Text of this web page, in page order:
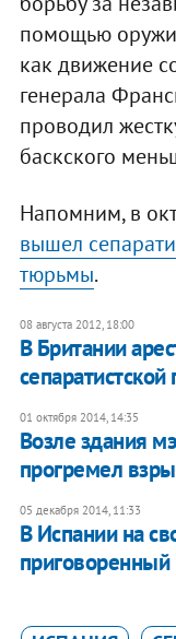
помощью
как движение
генерала
проводил
баскского
Напомним, в
вышел
тюрьмы.
08 августа 2012, 18:00
В Британии
01 октября 2014, 14:35
​Возле здания
прогремел
05 декабря 2014, 11:33
В Испании на